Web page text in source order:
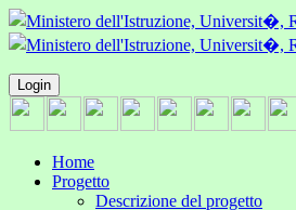
Login
Home
Progetto
Descrizione del progetto